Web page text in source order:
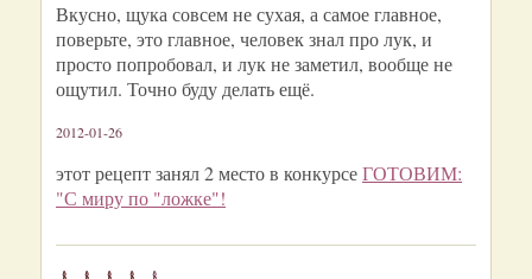
Вкусно, щука совсем не сухая, а самое главное,
поверьте, это главное, человек знал про лук, и
просто попробовал, и лук не заметил, вообще не
ощутил. Точно буду делать ещё.
2012-01-26
этот рецепт занял 2 место в конкурсеГОТОВИМ:
"С миру по "ложке"!